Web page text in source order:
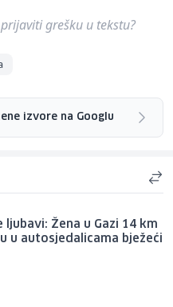
grešku u tekstu?
izvore na Googlu
ljubavi: Žena u Gazi 14 km
u autosjedalicama bježeći